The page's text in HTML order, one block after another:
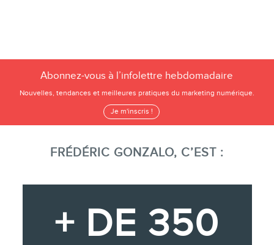
Abonnez-vous à l’infolettre hebdomadaire
Nouvelles, tendances et meilleures pratiques du marketing numérique.
Je m'inscris !
FRÉDÉRIC GONZALO, C’EST :
+ DE 350